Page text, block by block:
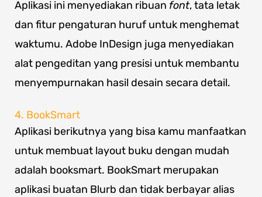
Aplikasi ini menyediakan ribuan font, tata letak
dan fitur pengaturan huruf untuk menghemat
waktumu. Adobe InDesign juga menyediakan
alat pengeditan yang presisi untuk membantu
menyempurnakan hasil desain secara detail.
4. BookSmart
Aplikasi berikutnya yang bisa kamu manfaatkan
untuk membuat layout buku dengan mudah
adalah booksmart. BookSmart merupakan
aplikasi buatan Blurb dan tidak berbayar alias